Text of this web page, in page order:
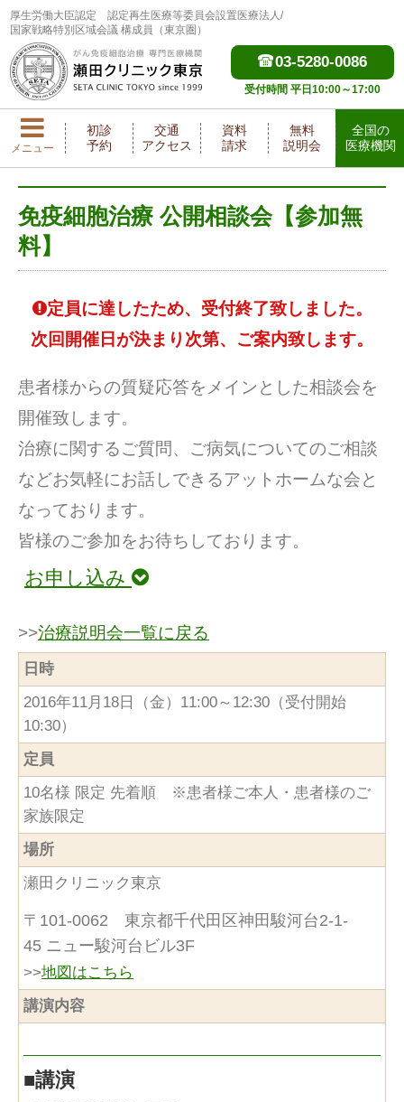
厚生労働大臣認定
認定再生医療等委員会設置医療法人/
国家戦略特別区域会議 構成員（東京圏）
03-5280-0086
受付時間 平日10:00～17:00
メニュー
初診
予約
交通
アクセス
資料
請求
無料
説明会
全国の
医療機関
免疫細胞治療 公開相談会【参加無
料】
定員に達したため、受付終了致しました。
次回開催日が決まり次第、ご案内致します。
患者様からの質疑応答をメインとした相談会を
開催致します。
治療に関するご質問、ご病気についてのご相談
などお気軽にお話しできるアットホームな会と
なっております。
皆様のご参加をお待ちしております。
お申し込み
>>治療説明会一覧に戻る
日時
2016年11月18日（金）11:00～12:30（受付開始
10:30）
定員
10名様 限定 先着順 ※患者様ご本人・患者様のご
家族限定
場所
瀬田クリニック東京
〒101-0062 東京都千代田区神田駿河台2-1-
45 ニュー駿河台ビル3F
>>地図はこちら
講演内容
■講演